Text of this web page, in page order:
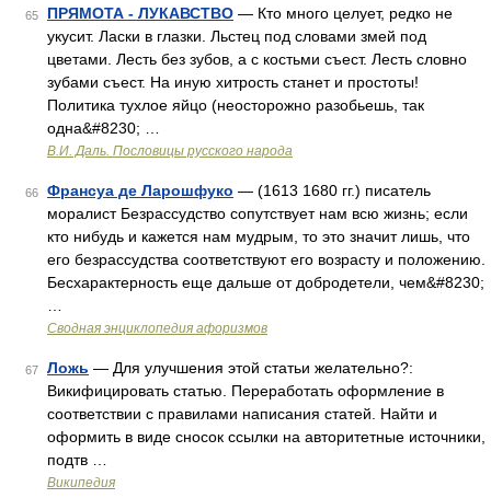
65 ПРЯМОТА - ЛУКАВСТВО — Кто много целует, редко не
укусит. Ласки в глазки. Льстец под словами змей под
цветами. Лесть без зубов, а с костьми съест. Лесть словно
зубами съест. На иную хитрость станет и простоты!
Политика тухлое яйцо (неосторожно разобьешь, так
одна&#8230; …
В.И. Даль. Пословицы русского народа
66 Франсуа де Ларошфуко — (1613 1680 гг.) писатель
моралист Безрассудство сопутствует нам всю жизнь; если
кто нибудь и кажется нам мудрым, то это значит лишь, что
его безрассудства соответствуют его возрасту и положению.
Бесхарактерность еще дальше от добродетели, чем&#8230;
Сводная энциклопедия афоризмов
67 Ложь — Для улучшения этой статьи желательно?:
Викифицировать статью. Переработать оформление в
соответствии с правилами написания статей. Найти и
оформить в виде сносок ссылки на авторитетные источники,
подтв …
Википедия